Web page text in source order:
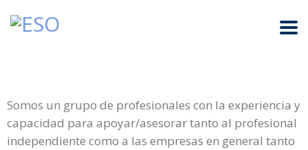
Somos un grupo de profesionales con la experiencia y
capacidad para apoyar/asesorar tanto al profesional
independiente como a las empresas en general tanto